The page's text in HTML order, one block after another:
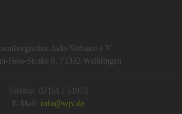
Judo-Verband e.V.
Hess-Straße 8, 71332 Waiblingen
Telefon: 07151 / 51973
E-Mail: info@wjv.de